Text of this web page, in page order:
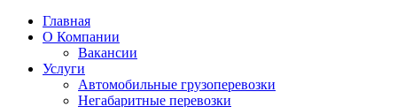
Главная
О Компании
Вакансии
Услуги
Автомобильные грузоперевозки
Негабаритные перевозки